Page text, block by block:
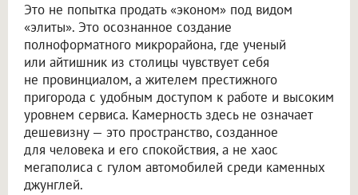
Это не попытка продать «эконом» под видом
«элиты». Это осознанное создание
полноформатного микрорайона, где ученый
или айтишник из столицы чувствует себя
не провинциалом, а жителем престижного
пригорода с удобным доступом к работе и высоким
уровнем сервиса. Камерность здесь не означает
дешевизну — это пространство, созданное
для человека и его спокойствия, а не хаос
мегаполиса с гулом автомобилей среди каменных
джунглей.